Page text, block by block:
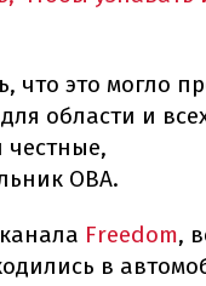
что это могло
области и
честные,
ОВА.
Freedom,
в